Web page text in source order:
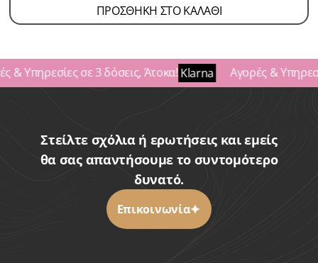
ΠΡΟΣΘΗΚΗ ΣΤΟ ΚΑΛΑΘΙ
& Υπηρεσίες σε 3 δόσεις, Άτοκα!Klarna Αγορές &
Στείλτε σχόλια ή ερωτήσεις και εμείς
θα σας απαντήσουμε το συντομότερο
δυνατό.
Επικοινωνία